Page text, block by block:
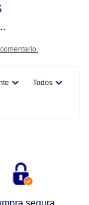
Todos
segura